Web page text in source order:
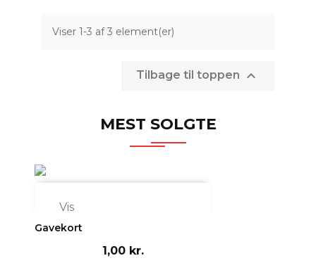
Viser 1-3 af 3 element(er)
Tilbage til toppen 
MEST SOLGTE
Vis
Gavekort
1,00 kr.